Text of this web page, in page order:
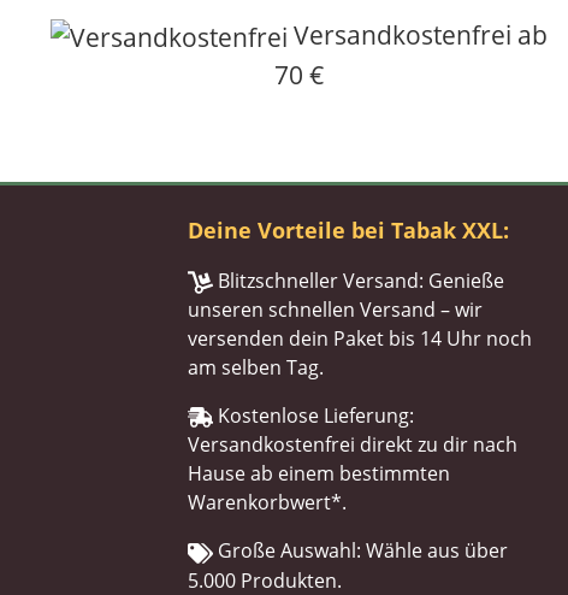
Versandkostenfrei ab
70 €
Deine Vorteile bei Tabak XXL:
Blitzschneller Versand: Genieße
unseren schnellen Versand – wir
versenden dein Paket bis 14 Uhr noch
am selben Tag.
Kostenlose Lieferung:
Versandkostenfrei direkt zu dir nach
Hause ab einem bestimmten
Warenkorbwert*.
Große Auswahl: Wähle aus über
5.000 Produkten.